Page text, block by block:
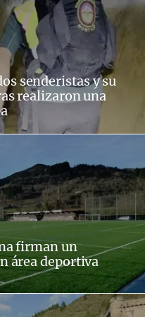
senderistas y su
realizaron una
firman un
área deportiva